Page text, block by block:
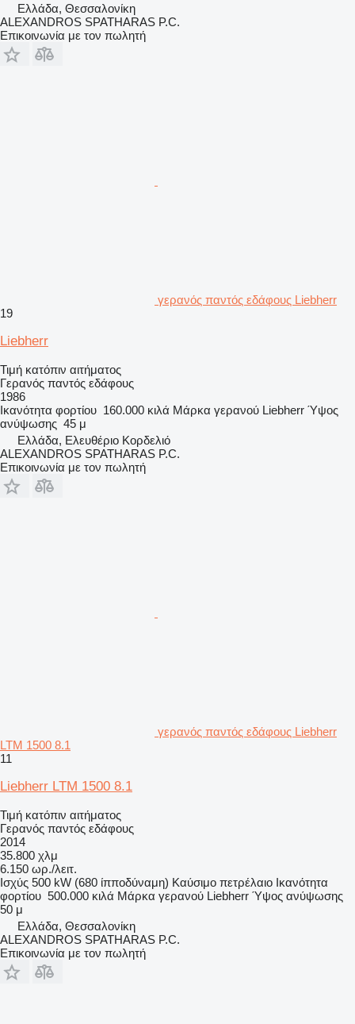
Ελλάδα, Θεσσαλονίκη
ALEXANDROS SPATHARAS P.C.
Επικοινωνία με τον πωλητή
γερανός παντός εδάφους Liebherr
19
Liebherr
Τιμή κατόπιν αιτήματος
Γερανός παντός εδάφους
1986
Ικανότητα φορτίου 160.000 κιλά Μάρκα γερανού Liebherr Ύψος
ανύψωσης 45 μ
Ελλάδα, Ελευθέριο Κορδελιό
ALEXANDROS SPATHARAS P.C.
Επικοινωνία με τον πωλητή
γερανός παντός εδάφους Liebherr
LTM 1500 8.1
11
Liebherr LTM 1500 8.1
Τιμή κατόπιν αιτήματος
Γερανός παντός εδάφους
2014
35.800 χλμ
6.150 ωρ./λειτ.
Ισχύς 500 kW (680 ίπποδύναμη) Καύσιμο πετρέλαιο Ικανότητα
φορτίου 500.000 κιλά Μάρκα γερανού Liebherr Ύψος ανύψωσης
50 μ
Ελλάδα, Θεσσαλονίκη
ALEXANDROS SPATHARAS P.C.
Επικοινωνία με τον πωλητή